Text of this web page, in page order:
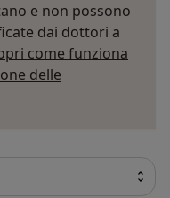
e non possono
dai dottori a
come funziona
delle